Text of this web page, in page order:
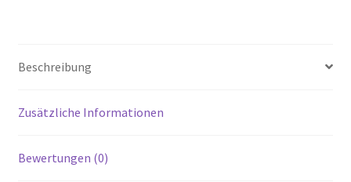
Beschreibung
Zusätzliche Informationen
Bewertungen (0)